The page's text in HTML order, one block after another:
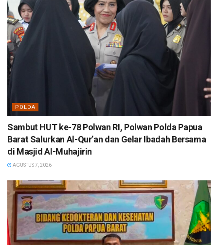
POLDA
Sambut HUT ke-78 Polwan RI, Polwan Polda Papua
Barat Salurkan Al-Qur’an dan Gelar Ibadah Bersama
di Masjid Al-Muhajirin
AGUSTUS 7, 2026